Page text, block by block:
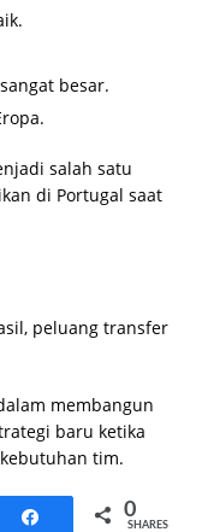
besar.
salah satu
di Portugal saat
peluang transfer
membangun
baru ketika
tim.
Share 0
SHARES